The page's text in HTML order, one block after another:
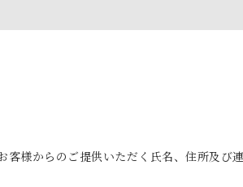
客様からのご提供いただく氏名、住所及び